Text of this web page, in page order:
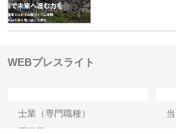
WEBプレスライト
士業（専門職種）
運送業